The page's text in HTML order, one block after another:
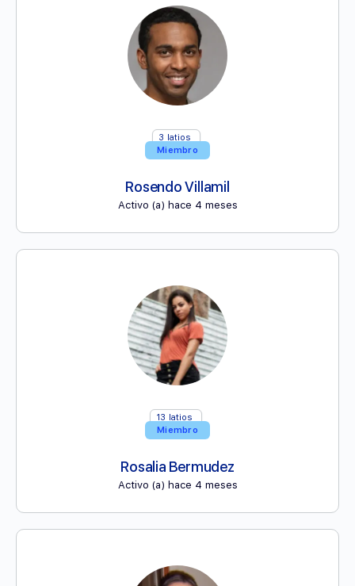
3 latios
Miembro
Rosendo Villamil
Activo (a) hace 4 meses
13 latios
Miembro
Rosalia Bermudez
Activo (a) hace 4 meses